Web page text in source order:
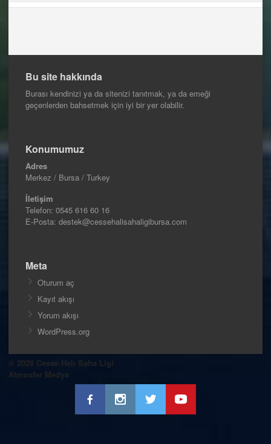
Bu site hakkında
Burası kendinizi ya da sitenizi tanıtmak, ya da emeği
geçenlerden bahsetmek için iyi bir yer olabilir.
Konumumuz
Adres
Merkez / Bursa / Turkey
İletişim
Telefon: 0545 616 60 16
E-Posta: destek@cessehalisahaligibursa.com
Meta
Oturum aç
Kayıt akışı
Yorum akışı
WordPress.org
© 2026 Cesse Halı Saha Ligi
Atmosfer Medya